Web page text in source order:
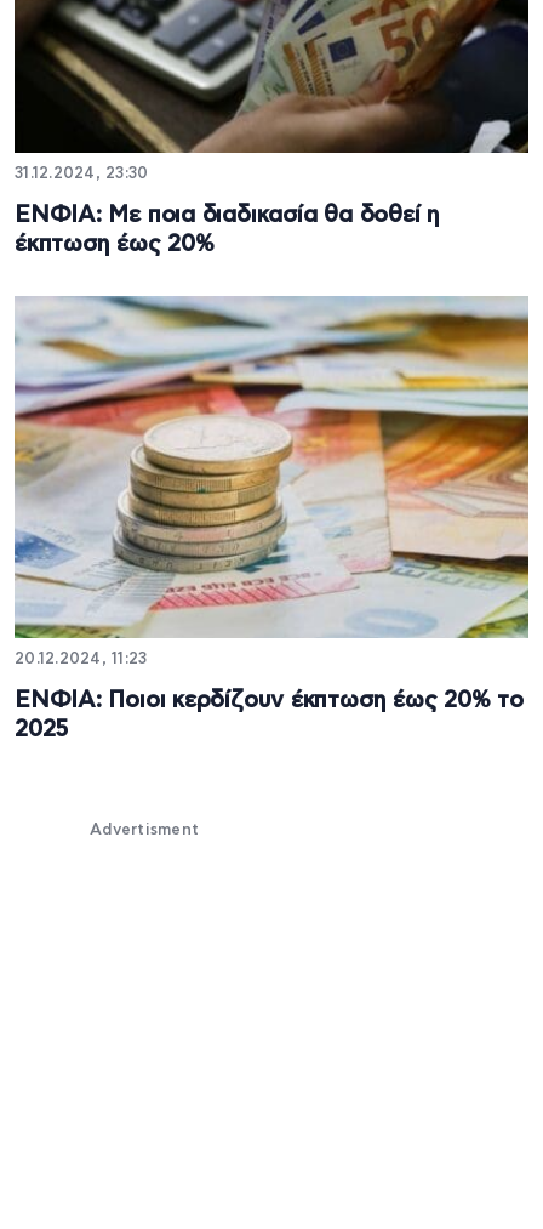
31.12.2024, 23:30
ΕΝΦΙΑ: Με ποια διαδικασία θα δοθεί η
έκπτωση έως 20%
20.12.2024, 11:23
ΕΝΦΙΑ: Ποιοι κερδίζουν έκπτωση έως 20% το
2025
Advertisment